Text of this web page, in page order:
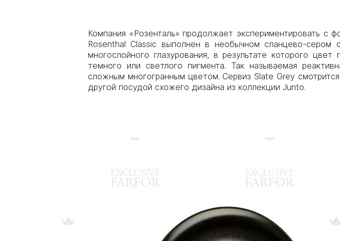
Компания «Розенталь» продолжает экспериментировать
Rosenthal Classic выполнен в необычном сланцево-сером
многослойного глазурования, в результате которого
темного или светлого пигмента. Так называемая
сложным многогранным цветом. Сервиз Slate Grey
другой посудой схожего дизайна из коллекции Junto.